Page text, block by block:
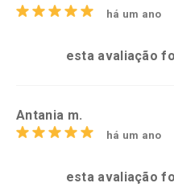
há um ano
esta avaliação
Antania m.
há um ano
esta avaliação